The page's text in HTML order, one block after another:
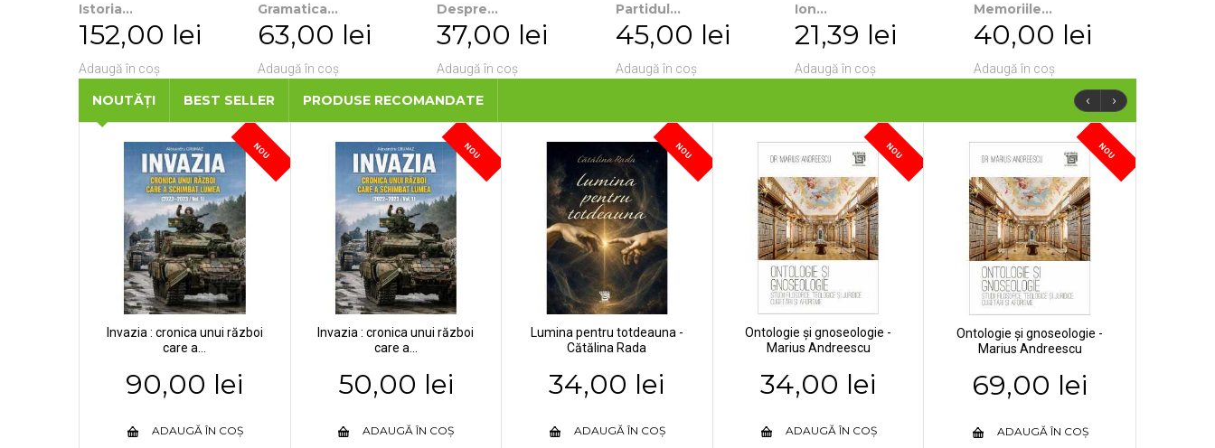
Istoria...
152,00 lei
Adaugă în coș
Gramatica...
63,00 lei
Adaugă în coș
Despre...
37,00 lei
Adaugă în coș
Partidul...
45,00 lei
Adaugă în coș
Ion...
21,39 lei
Adaugă în coș
Memoriile...
40,00 lei
Adaugă în coș
NOUTĂȚI BEST SELLER PRODUSE RECOMANDATE ‹ ›
NOU
Invazia : cronica unui război
care a...
90,00 lei
ADAUGĂ ÎN COȘ
NOU
Invazia : cronica unui război
care a...
50,00 lei
ADAUGĂ ÎN COȘ
NOU
Lumina pentru totdeauna -
Cătălina Rada
34,00 lei
ADAUGĂ ÎN COȘ
NOU
Ontologie și gnoseologie -
Marius Andreescu
34,00 lei
ADAUGĂ ÎN COȘ
NOU
Ontologie și gnoseologie -
Marius Andreescu
69,00 lei
ADAUGĂ ÎN COȘ